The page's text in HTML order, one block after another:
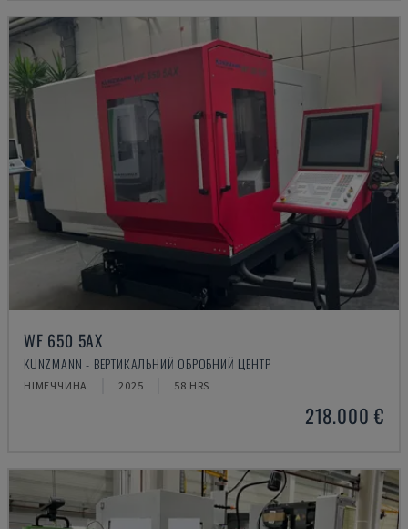
WF 650 5AX
KUNZMANN - ВЕРТИКАЛЬНИЙ ОБРОБНИЙ ЦЕНТР
НІМЕЧЧИНА 2025 58 HRS
218.000 €